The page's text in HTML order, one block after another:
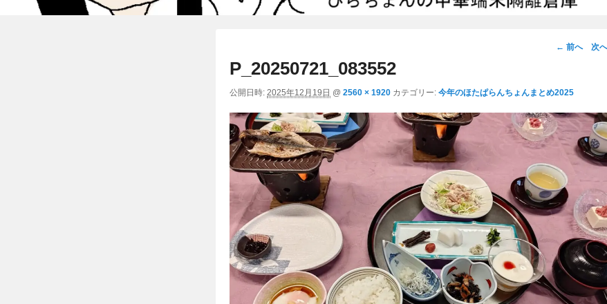
画
ビ
ゲ
ー
ョ
ン
← 前へ 次
P_20250721_083552
公開日時: 2025年12月19日 @ 2560 × 1920 カテゴリー: 今年のほたぱらんちょんまとめ2025